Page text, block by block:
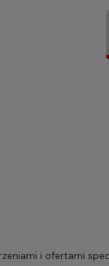
i ofertami